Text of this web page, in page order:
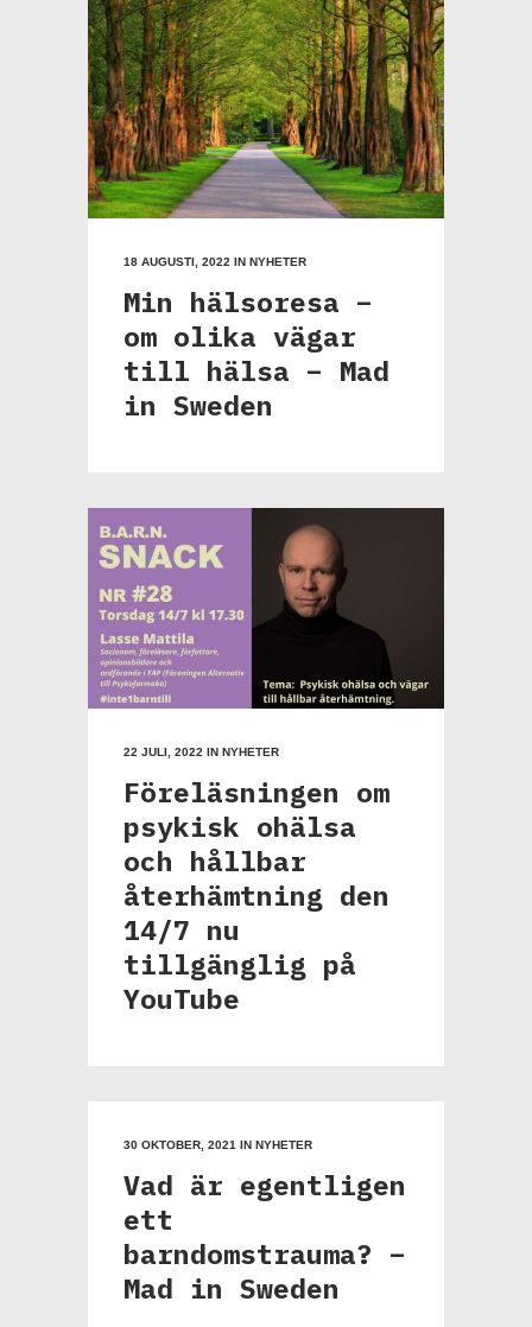
18 AUGUSTI, 2022 IN NYHETER
Min hälsoresa –
om olika vägar
till hälsa – Mad
in Sweden
22 JULI, 2022 IN NYHETER
Föreläsningen om
psykisk ohälsa
och hållbar
återhämtning den
14/7 nu
tillgänglig på
YouTube
30 OKTOBER, 2021 IN NYHETER
Vad är egentligen
ett
barndomstrauma? –
Mad in Sweden